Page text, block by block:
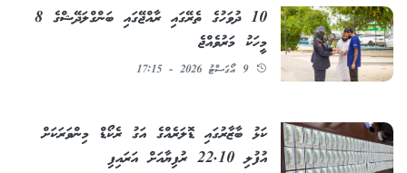
10 ދުވަހުގެ ތެރޭގައި ރާއްޖޭގައި ބަންގްލަދޭޝްގެ 8
މީހަކު މަރުވެއްޖެ
9 އޯގަސްޓު 2026 - 17:15
ކަޅު ބާޒާރުގައި ޑޮލަރެއްގެ އަގު ރެކޯޑް މިންވަރަކަށް
އުފުލި 22.10 ރުފިޔާއަށް އަރައިފި